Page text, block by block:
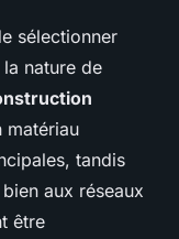
sélectionner
nature de
matériau
tandis
aux réseaux
être